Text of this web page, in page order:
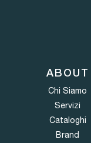
ABOUT
Chi Siamo
Servizi
Cataloghi
Brand